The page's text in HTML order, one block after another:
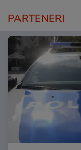
PARTENERI